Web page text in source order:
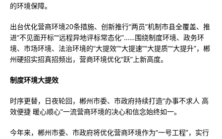
的环境保障。
出台优化营商环境20条措施、创新推行“两员”机制市县全覆盖、推
进“不见面开标”“远程异地评标常态化”……围绕制度环境、政务环
境、市场环境、法治环境的“大提效”“大提速”“大提质”“大提升”，郴
州硬招实招真招频出，营商环境优化“跃”上新高度。
制度环境大提效
时序更替，日夜轮回，郴州市委、市政府持续打造“办事不求人 高
效便捷 暖心顺心”一流营商环境的决心和信念始终如一。
今年来，郴州市委、市政府将优化营商环境作为“一号工程”，实行